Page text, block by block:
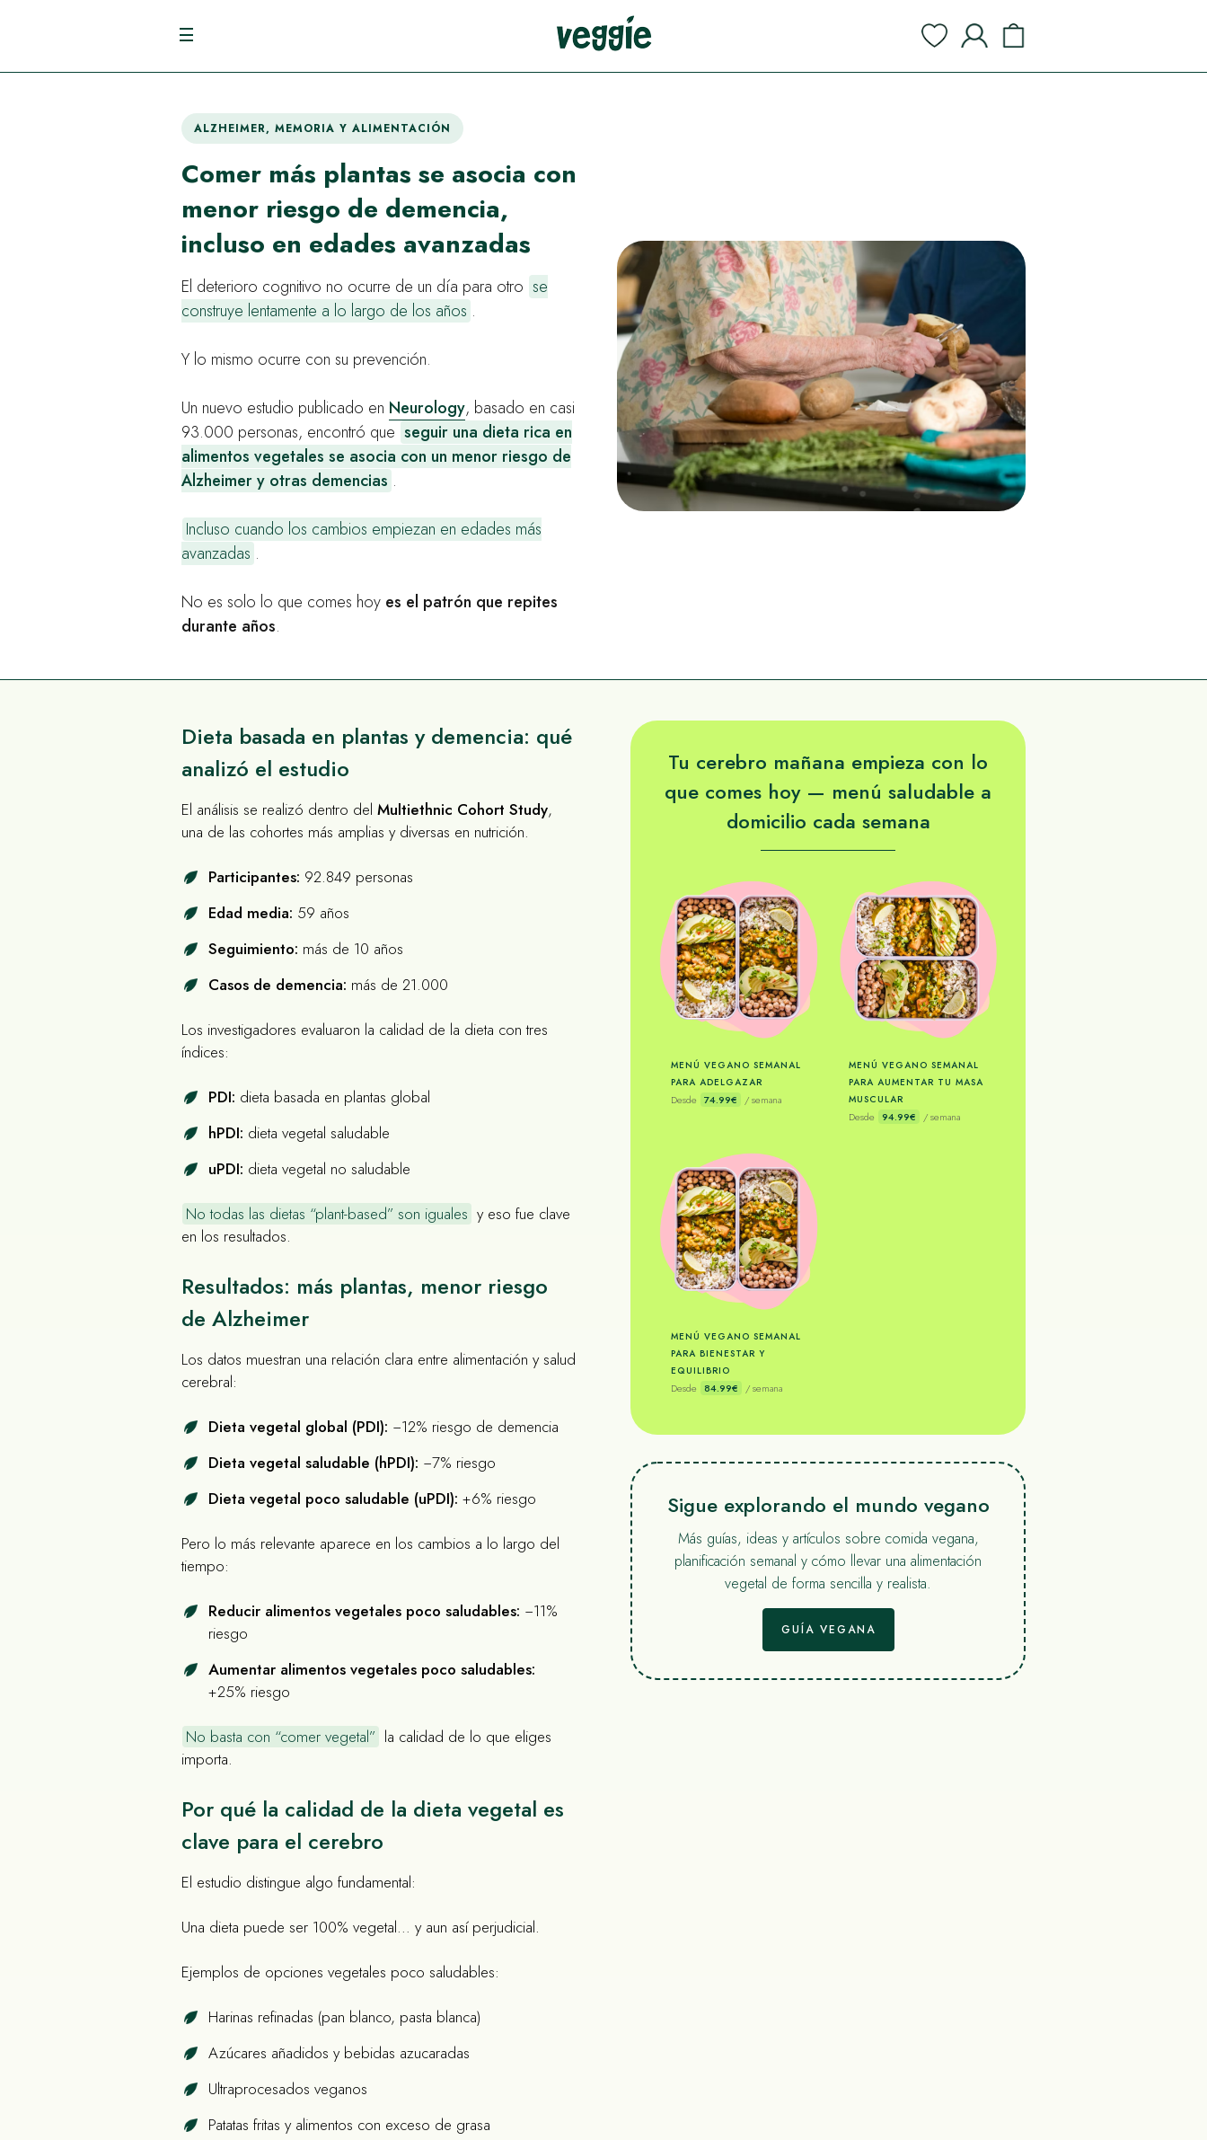
ALZHEIMER, MEMORIA Y ALIMENTACIÓN
Comer más plantas se asocia con
menor riesgo de demencia,
incluso en edades avanzadas
El deterioro cognitivo no ocurre de un día para otro se
construye lentamente a lo largo de los años .
Y lo mismo ocurre con su prevención.
Un nuevo estudio publicado en Neurology, basado en casi
93.000 personas, encontró que seguir una dieta rica en
alimentos vegetales se asocia con un menor riesgo de
Alzheimer y otras demencias .
Incluso cuando los cambios empiezan en edades más
avanzadas .
No es solo lo que comes hoy es el patrón que repites
durante años.
Dieta basada en plantas y demencia: qué
analizó el estudio
El análisis se realizó dentro del Multiethnic Cohort Study,
una de las cohortes más amplias y diversas en nutrición.
Participantes: 92.849 personas
Edad media: 59 años
Seguimiento: más de 10 años
Casos de demencia: más de 21.000
Los investigadores evaluaron la calidad de la dieta con tres
índices:
PDI: dieta basada en plantas global
hPDI: dieta vegetal saludable
uPDI: dieta vegetal no saludable
No todas las dietas “plant-based” son iguales y eso fue clave
en los resultados.
Resultados: más plantas, menor riesgo
de Alzheimer
Los datos muestran una relación clara entre alimentación y salud
cerebral:
Dieta vegetal global (PDI): −12% riesgo de demencia
Dieta vegetal saludable (hPDI): −7% riesgo
Dieta vegetal poco saludable (uPDI): +6% riesgo
Pero lo más relevante aparece en los cambios a lo largo del
tiempo:
Reducir alimentos vegetales poco saludables: −11%
riesgo
Aumentar alimentos vegetales poco saludables:
+25% riesgo
No basta con “comer vegetal” la calidad de lo que eliges
importa.
Por qué la calidad de la dieta vegetal es
clave para el cerebro
El estudio distingue algo fundamental:
Una dieta puede ser 100% vegetal… y aun así perjudicial.
Ejemplos de opciones vegetales poco saludables:
Harinas refinadas (pan blanco, pasta blanca)
Azúcares añadidos y bebidas azucaradas
Ultraprocesados veganos
Patatas fritas y alimentos con exceso de grasa
Tu cerebro mañana empieza con lo
que comes hoy — menú saludable a
domicilio cada semana
MENÚ VEGANO SEMANAL
PARA ADELGAZAR
Desde 74.99€ / semana
MENÚ VEGANO SEMANAL
PARA AUMENTAR TU MASA
MUSCULAR
Desde 94.99€ / semana
MENÚ VEGANO SEMANAL
PARA BIENESTAR Y
EQUILIBRIO
Desde 84.99€ / semana
Sigue explorando el mundo vegano
Más guías, ideas y artículos sobre comida vegana,
planificación semanal y cómo llevar una alimentación
vegetal de forma sencilla y realista.
GUÍA VEGANA